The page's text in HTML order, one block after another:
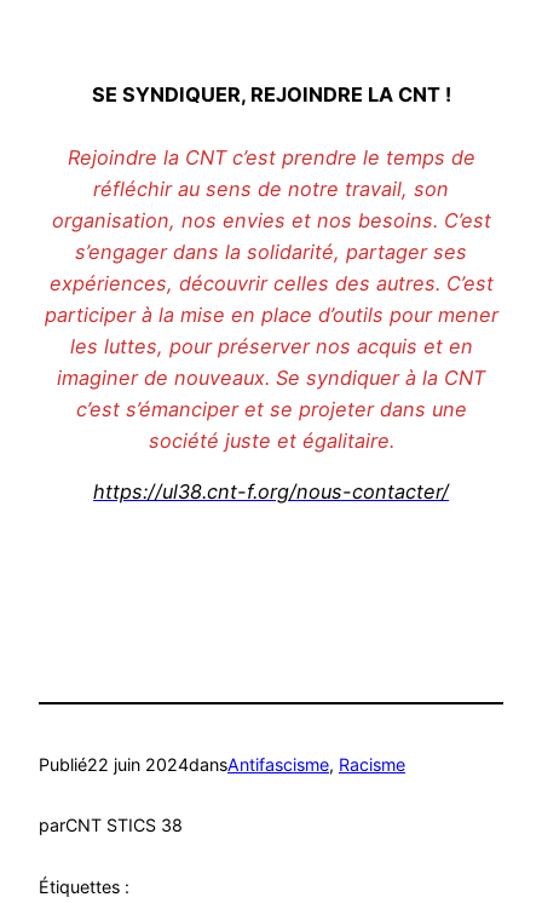
SE SYNDIQUER, REJOINDRE LA CNT !
Rejoindre la CNT c’est prendre le temps de
réfléchir au sens de notre travail, son
organisation, nos envies et nos besoins. C’est
s’engager dans la solidarité, partager ses
expériences, découvrir celles des autres. C’est
participer à la mise en place d’outils pour mener
les luttes, pour préserver nos acquis et en
imaginer de nouveaux. Se syndiquer à la CNT
c’est s’émanciper et se projeter dans une
société juste et égalitaire.
https://ul38.cnt-f.org/nous-contacter/
Publié22 juin 2024dansAntifascisme, Racisme
parCNT STICS 38
Étiquettes :